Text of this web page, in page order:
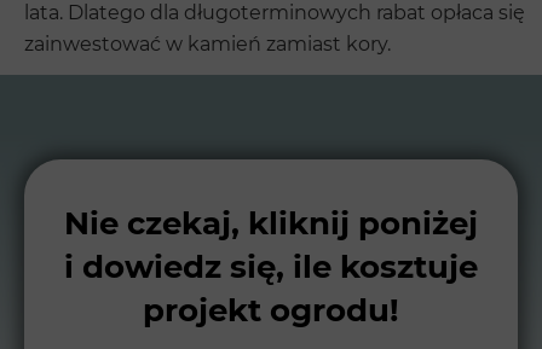
lata. Dlatego dla długoterminowych rabat opłaca się
zainwestować w kamień zamiast kory.
Nie czekaj, kliknij poniżej
i dowiedz się, ile kosztuje
projekt ogrodu!